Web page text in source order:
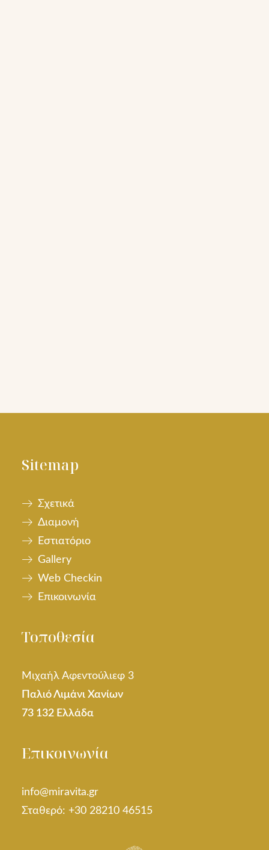
Sitemap
Σχετικά
Διαμονή
Εστιατόριο
Gallery
Web Checkin
Επικοινωνία
Τοποθεσία
Μιχαήλ Αφεντούλιεφ 3
Παλιό Λιμάνι Χανίων
73 132 Ελλάδα
Επικοινωνία
info@miravita.gr
Σταθερό: +30 28210 46515